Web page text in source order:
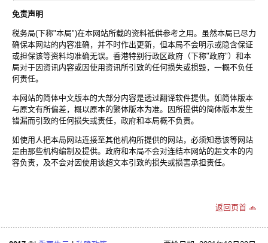
免责声明
税务局(下称"本局")在本网站所载的资料祗供参考之用。虽然本局已尽力
确保本网站的内容准确，并不时作出更新，但本局不会明示或隐含保证
或担保该等资料均准确无误。香港特别行政区政府（下称"政府"）和本
局对于因资讯内容或因使用资讯所引致的任何损失或损毁，一概不负任
何责任。
本网站的简体中文版本的大部分内容是透过翻译软件提供。如简体版本
与原文有所偏差，概以原本的繁体版本为准。因所提供的简体版本发生
错漏而引致的任何损失或责任，政府和本局概不负责。
如使用人把本局网站连接至其他机构所提供的网站，必须知悉该等网站
是由那些机构编制及提供。政府和本局不会对连结本网站的超文本的内
容负责，及不会对因使用该超文本引致的损失或损害承担责任。
返回页首